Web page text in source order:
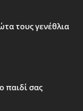
τους γενέθλια
παιδί σας